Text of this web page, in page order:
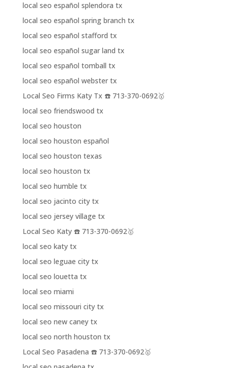
local seo español splendora tx
local seo español spring branch tx
local seo español stafford tx
local seo español sugar land tx
local seo español tomball tx
local seo español webster tx
Local Seo Firms Katy Tx ☎️ 713-370-0692🥇
local seo friendswood tx
local seo houston
local seo houston español
local seo houston texas
local seo houston tx
local seo humble tx
local seo jacinto city tx
local seo jersey village tx
Local Seo Katy ☎️ 713-370-0692🥇
local seo katy tx
local seo leguae city tx
local seo louetta tx
local seo miami
local seo missouri city tx
local seo new caney tx
local seo north houston tx
Local Seo Pasadena ☎️ 713-370-0692🥇